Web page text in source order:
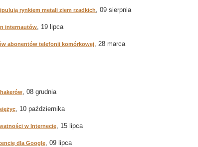
rynkiem metali ziem rzadkich, 09 sierpnia
internautów, 19 lipca
abonentów telefonii komórkowej, 28 marca
, 08 grudnia
, 10 października
w Internecie, 15 lipca
dla Google, 09 lipca